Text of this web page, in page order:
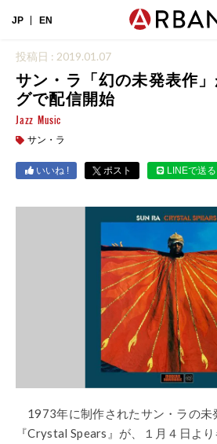
JP EN
投稿日 : 2019.01.07
サン・ラ「幻の未発表作
グで配信開始
Jazz Music
サン・ラ
いいね ! ポスト LINEで送る
1973年に制作されたサン・ラの未
『Crystal Spears』が、１月４日よ